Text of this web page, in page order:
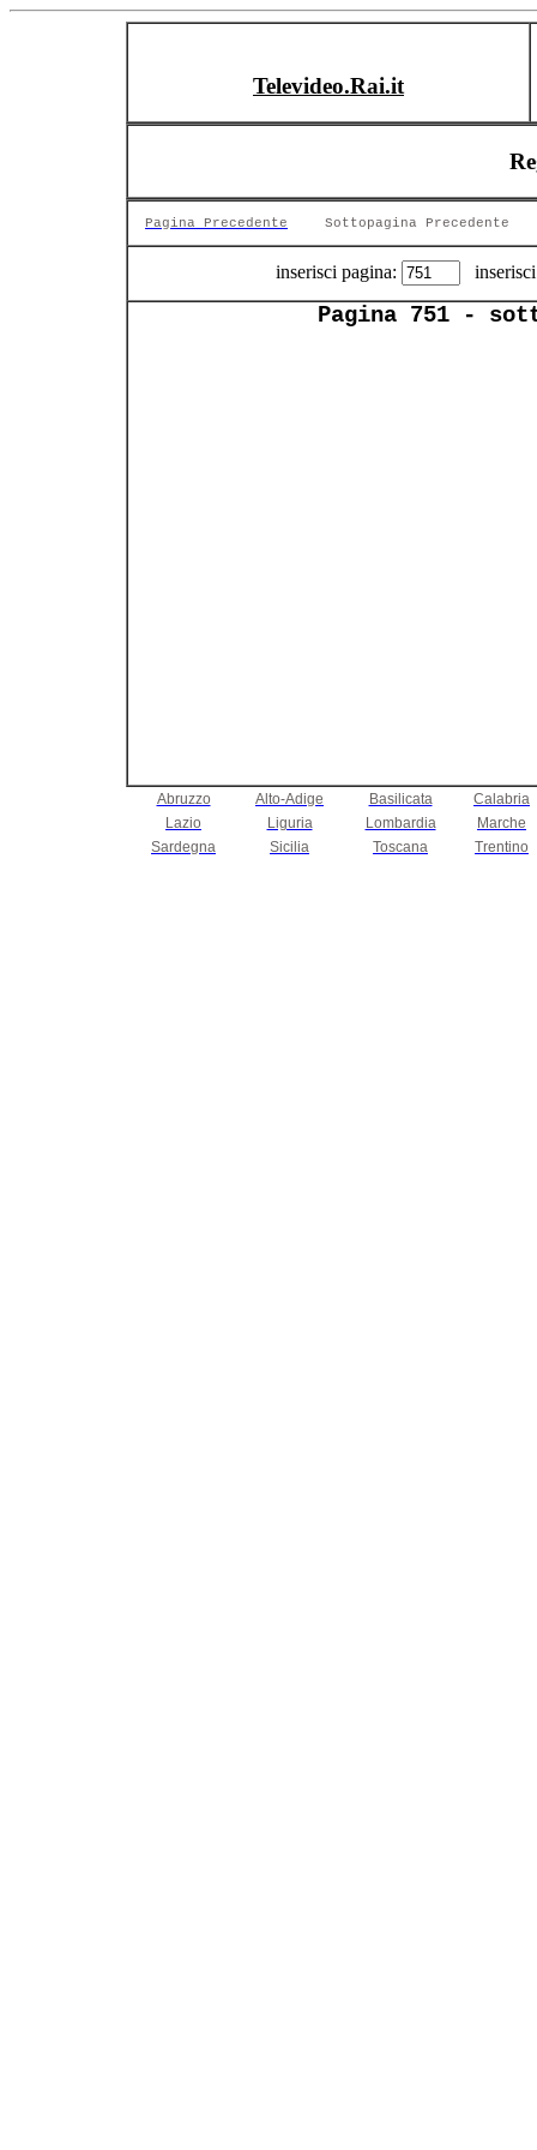
Televideo.Rai.it
Pagina Precedente Sottopagina Precedente
inserisci pagina:
Pagina 751 -
Abruzzo Alto-Adige Basilicata
Calabria
Lazio
Liguria Lombardia
Marche
Sardegna
Sicilia Toscana Trentino